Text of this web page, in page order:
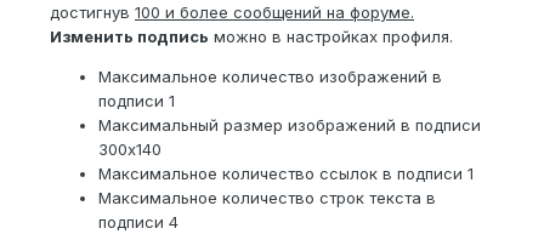
достигнув 100 и более сообщений на форуме.
Изменить подпись можно в настройках профиля.
Максимальное количество изображений в
подписи 1
Максимальный размер изображений в подписи
300х140
Максимальное количество ссылок в подписи 1
Максимальное количество строк текста в
подписи 4